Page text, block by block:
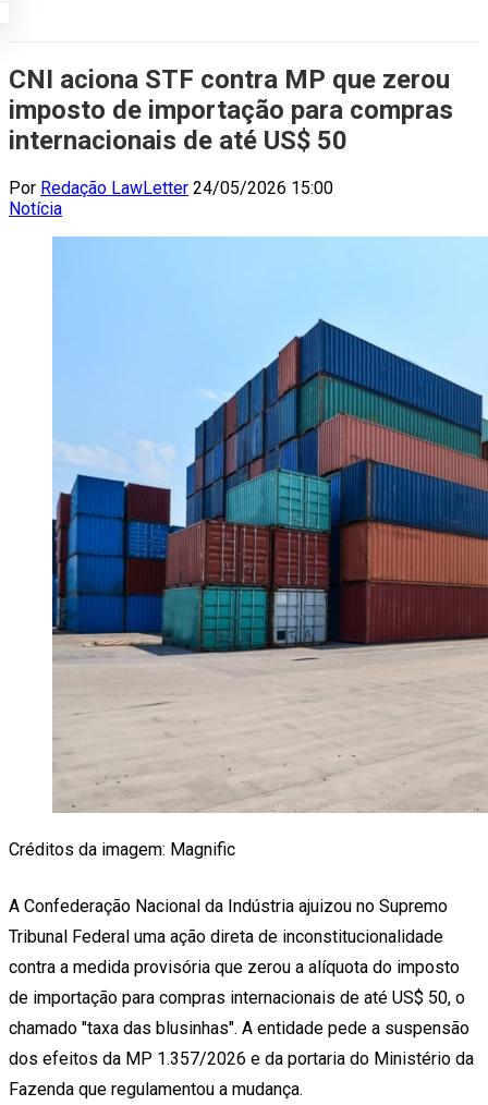
CNI aciona STF contra MP que zerou
imposto de importação para compras
internacionais de até US$ 50
Por Redação LawLetter 24/05/2026 15:00
Notícia
Créditos da imagem: Magnific
A Confederação Nacional da Indústria ajuizou no Supremo
Tribunal Federal uma ação direta de inconstitucionalidade
contra a medida provisória que zerou a alíquota do imposto
de importação para compras internacionais de até US$ 50, o
chamado "taxa das blusinhas". A entidade pede a suspensão
dos efeitos da MP 1.357/2026 e da portaria do Ministério da
Fazenda que regulamentou a mudança.